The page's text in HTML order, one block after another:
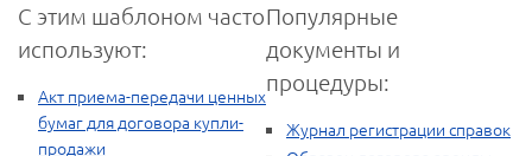
С этим шаблоном часто
используют:
Акт приема-передачи ценных
бумаг для договора купли-
продажи
Популярные
документы и
процедуры:
Журнал регистрации справок